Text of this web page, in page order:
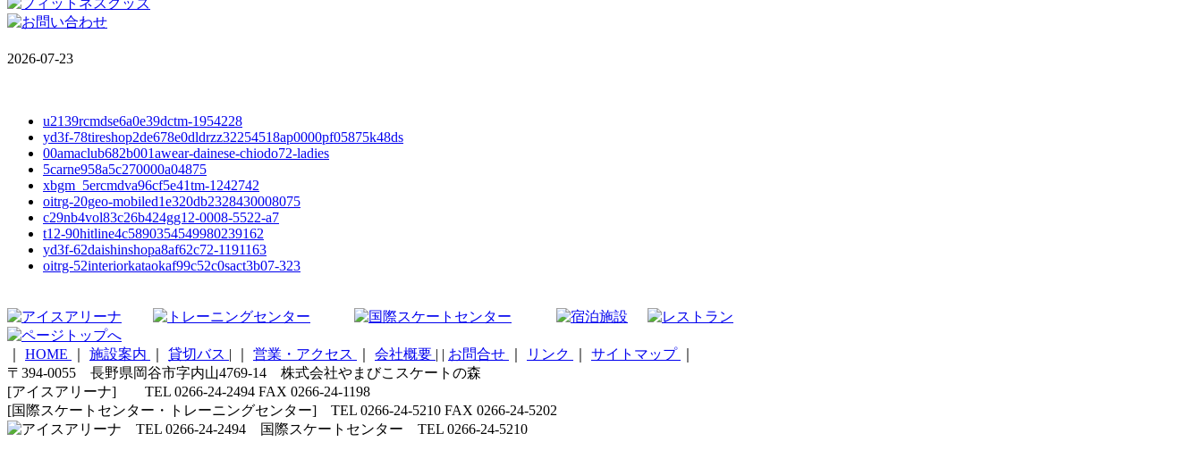
2026-07-23
u2139rcmdse6a0e39dctm-1954228
yd3f-78tireshop2de678e0dldrzz32254518ap0000pf05875k48ds
00amaclub682b001awear-dainese-chiodo72-ladies
5carne958a5c270000a04875
xbgm_5ercmdva96cf5e41tm-1242742
oitrg-20geo-mobiled1e320db2328430008075
c29nb4vol83c26b424gg12-0008-5522-a7
t12-90hitline4c5890354549980239162
yd3f-62daishinshopa8af62c72-1191163
oitrg-52interiorkataokaf99c52c0sact3b07-323
HOME 施設案内 貸切バス | 営業・アクセス 会社概要 | | お問合せ リンク サイトマップ
〒394-0055 長野県岡谷市字内山4769-14 株式会社やまびこスケートの森
[アイスアリーナ] TEL 0266-24-2494 FAX 0266-24-1198
[国際スケートセンター・トレーニングセンター] TEL 0266-24-5210 FAX 0266-24-5202